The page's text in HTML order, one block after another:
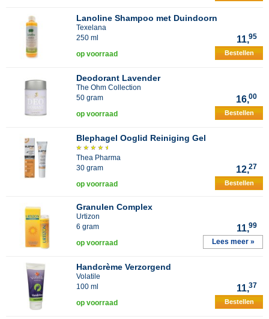
Lanoline Shampoo met Duindoorn
Texelana
250 ml
11,95
op voorraad Bestellen
Deodorant Lavender
The Ohm Collection
50 gram
16,00
op voorraad Bestellen
Blephagel Ooglid Reiniging Gel
Thea Pharma
30 gram
12,27
op voorraad Bestellen
Granulen Complex
Urtizon
6 gram
11,99
op voorraad Lees meer »
Handcrème Verzorgend
Volatile
100 ml
11,37
op voorraad Bestellen